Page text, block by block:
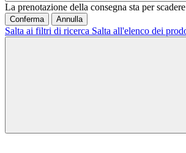
La prenotazione della consegna sta per scadere
Conferma Annulla
Salta ai filtri di ricerca Salta all'elenco dei